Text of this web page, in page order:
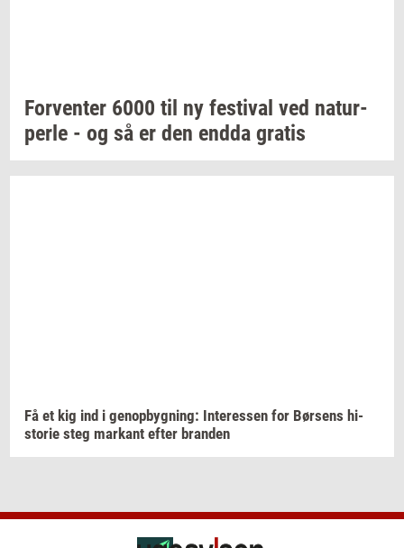
For­ven­ter 6000 til ny festi­val ved na­tur­
per­le - og så er den endda gra­tis
Få et kig ind i genop­byg­ning: In­ter­es­sen for Bør­sens hi­
sto­rie steg mar­kant efter bran­den